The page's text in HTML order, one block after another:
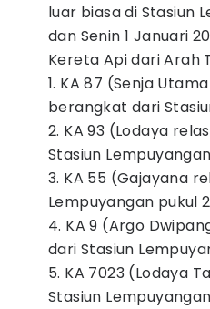
luar biasa di Stasiun
dan Senin 1 Januari
Kereta Api dari Arah
1. KA 87 (Senja
berangkat dari
2. KA 93 (Lodaya
Stasiun
3. KA 55 (Gajayana
Lempuyangan pukul
4. KA 9 (Argo
dari Stasiun
5. KA 7023 (Lodaya
Stasiun